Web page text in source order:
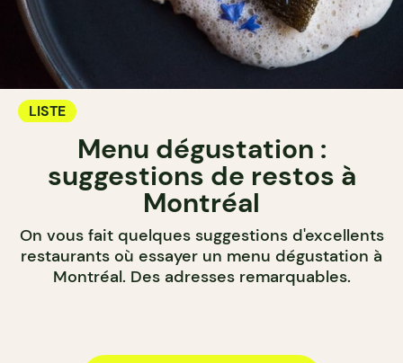
LISTE
Menu dégustation :
suggestions de restos à
Montréal
On vous fait quelques suggestions d'excellents
restaurants où essayer un menu dégustation à
Montréal. Des adresses remarquables.